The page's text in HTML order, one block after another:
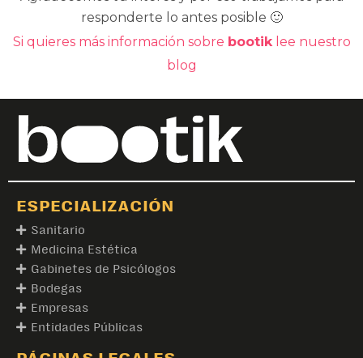
responderte lo antes posible 🙂
Si quieres más información sobre bootiklee nuestro
blog
ESPECIALIZACIÓN
Sanitario
Medicina Estética
Gabinetes de Psicólogos
Bodegas
Empresas
Entidades Públicas